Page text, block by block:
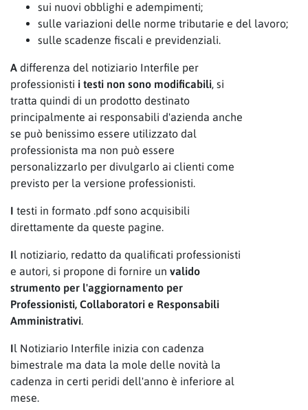
sui nuovi obblighi e adempimenti;
sulle variazioni delle norme tributarie e del lavoro;
sulle scadenze fiscali e previdenziali.
A differenza del notiziario Interfile per
professionisti i testi non sono modificabili, si
tratta quindi di un prodotto destinato
principalmente ai responsabili d'azienda anche
se può benissimo essere utilizzato dal
professionista ma non può essere
personalizzarlo per divulgarlo ai clienti come
previsto per la versione professionisti.
I testi in formato .pdf sono acquisibili
direttamente da queste pagine.
Il notiziario, redatto da qualificati professionisti
e autori, si propone di fornire un valido
strumento per l'aggiornamento per
Professionisti, Collaboratori e Responsabili
Amministrativi.
Il Notiziario Interfile inizia con cadenza
bimestrale ma data la mole delle novità la
cadenza in certi peridi dell'anno è inferiore al
mese.